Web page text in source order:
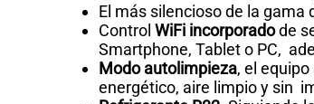
El más silencioso de la
Control WiFi incorporadode
Smartphone, Tablet o PC,
Modo autolimpieza, el
energético, aire limpio y sin